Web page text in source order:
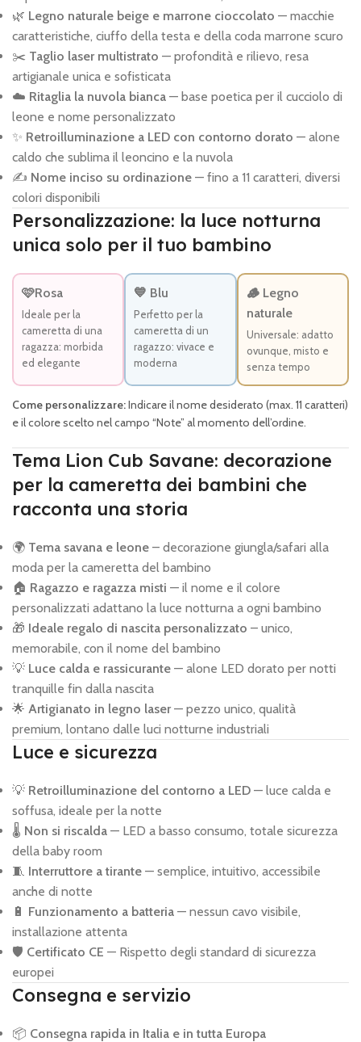
🌿 Legno naturale beige e marrone cioccolato — macchie
caratteristiche, ciuffo della testa e della coda marrone scuro
✂️ Taglio laser multistrato — profondità e rilievo, resa
artigianale unica e sofisticata
☁️ Ritaglia la nuvola bianca — base poetica per il cucciolo di
leone e nome personalizzato
✨ Retroilluminazione a LED con contorno dorato — alone
caldo che sublima il leoncino e la nuvola
✍️ Nome inciso su ordinazione — fino a 11 caratteri, diversi
colori disponibili
Personalizzazione: la luce notturna
unica solo per il tuo bambino
🩷Rosa
Ideale per la
cameretta di una
ragazza: morbida
ed elegante
💙 Blu
Perfetto per la
cameretta di un
ragazzo: vivace e
moderna
🪵 Legno
naturale
Universale: adatto
ovunque, misto e
senza tempo
Come personalizzare:Indicare il nome desiderato (max. 11 caratteri)
e il colore scelto nel campo “Note” al momento dell’ordine.
Tema Lion Cub Savane: decorazione
per la cameretta dei bambini che
racconta una storia
🌍 Tema savana e leone – decorazione giungla/safari alla
moda per la cameretta del bambino
🏠 Ragazzo e ragazza misti — il nome e il colore
personalizzati adattano la luce notturna a ogni bambino
🎁 Ideale regalo di nascita personalizzato – unico,
memorabile, con il nome del bambino
💡 Luce calda e rassicurante — alone LED dorato per notti
tranquille fin dalla nascita
🌟 Artigianato in legno laser— pezzo unico, qualità
premium, lontano dalle luci notturne industriali
Luce e sicurezza
💡 Retroilluminazione del contorno a LED — luce calda e
soffusa, ideale per la notte
🌡️ Non si riscalda — LED a basso consumo, totale sicurezza
della baby room
🧵 Interruttore a tirante — semplice, intuitivo, accessibile
anche di notte
🔋 Funzionamento a batteria — nessun cavo visibile,
installazione attenta
🛡️ Certificato CE — Rispetto degli standard di sicurezza
europei
Consegna e servizio
📦 Consegna rapida in Italia e in tutta Europa